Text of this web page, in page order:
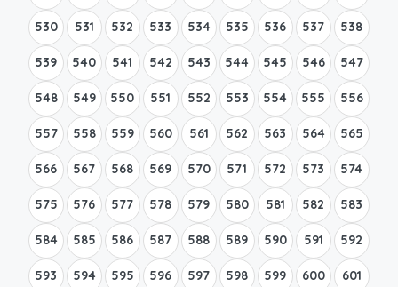
530 531 532 533 534 535 536 537 538
539 540 541 542 543 544 545 546 547
548 549 550 551 552 553 554 555 556
557 558 559 560 561 562 563 564 565
566 567 568 569 570 571 572 573 574
575 576 577 578 579 580 581 582 583
584 585 586 587 588 589 590 591 592
593 594 595 596 597 598 599 600 601